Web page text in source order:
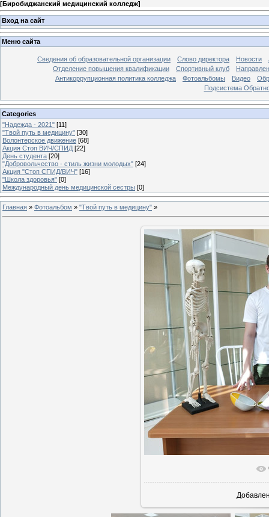
[Биробиджанский медицинский колледж]
Вход на сайт
Меню сайта
Сведения об образовательной организации Слово директора Новости
Отделение повышения квалификации
Спортивный клуб
Антикоррупционная политика колледжа
Фотоальбомы Видео
Подсистема
Categories
"Надежда - 2021" [11]
"Твой путь в медицину" [30]
Волонтерское движение [68]
Акция Стоп ВИЧ/СПИД [22]
День студента [20]
"Добровольчество - стиль жизни молодых" [24]
Акция "Стоп СПИД/ВИЧ" [16]
"Школа здоровья" [0]
Международный день медицинской сестры [0]
Главная » Фотоальбом » "Твой путь в медицину" »
В